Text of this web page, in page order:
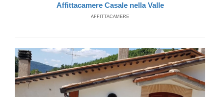
Affittacamere Casale nella Valle
AFFITTACAMERE